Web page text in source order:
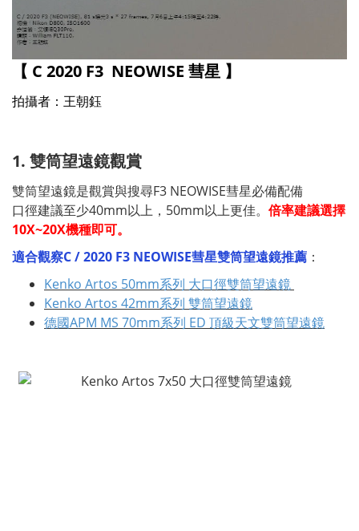
【 C 2020 F3 NEOWISE 彗星 】
拍攝者：王朝鈺
1. 雙筒望遠鏡觀賞
雙筒望遠鏡是觀賞與搜尋F3 NEOWISE彗星必備配備
口徑建議至少40mm以上，50mm以上更佳。 倍率建議選擇
10X~20X機種即可。
適合觀察C / 2020 F3 NEOWISE彗星雙筒望遠鏡推薦 ：
Kenko Artos 50mm系列 大口徑雙筒望遠鏡
Kenko Artos 42mm系列 雙筒望遠鏡
德國APM MS 70mm系列 ED 頂級天文雙筒望遠鏡